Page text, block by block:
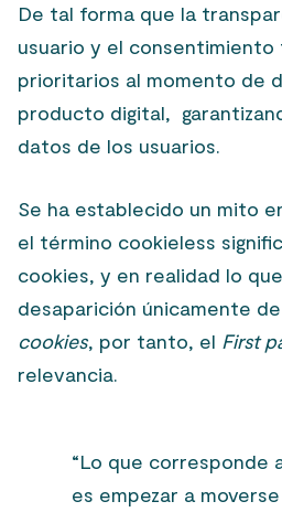
De tal forma que la
usuario y el consentimiento
prioritarios al momento de
producto digital,
datos de los usuarios.
Se ha establecido un mito
el término cookieless
cookies, y en realidad lo
desaparición únicamente
cookies, por tanto, el First
relevancia.
“Lo que corresponde
es empezar a